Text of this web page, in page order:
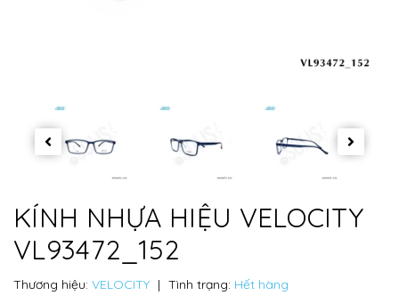
KÍNH NHỰA HIỆU VELOCITY
VL93472_152
Thương hiệu: VELOCITY | Tình trạng: Hết hàng